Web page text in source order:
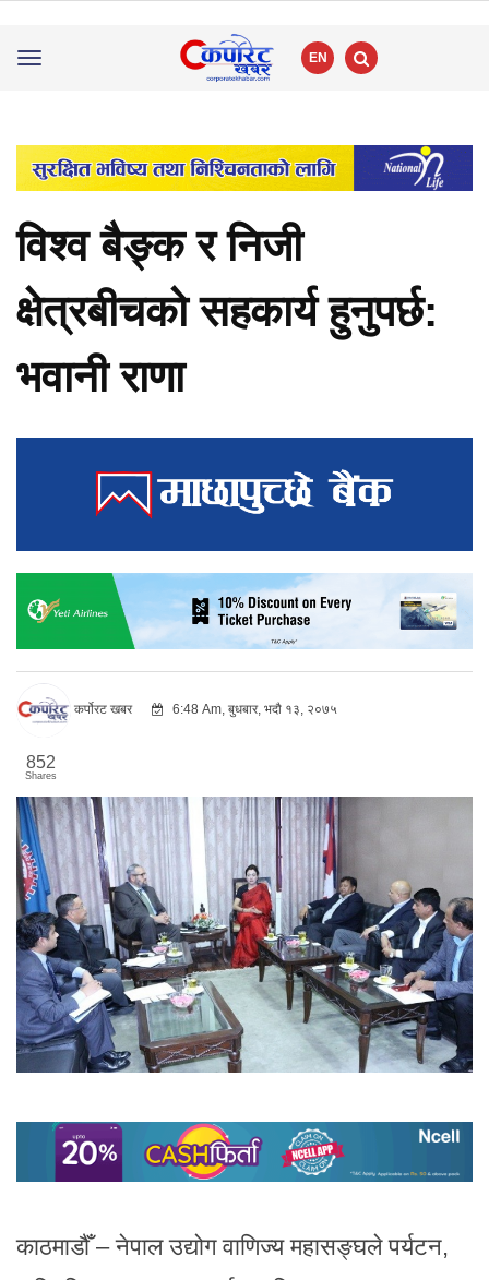
Toggle
EN
विश्व बैङ्क र निजी
क्षेत्रबीचको सहकार्य हुनुपर्छ:
भवानी राणा
कर्पोरट खबर 6:48 Am, बुधबार, भदौ १३, २०७५
852
Shares
काठमाडौँ – नेपाल उद्योग वाणिज्य महासङ्घले पर्यटन,